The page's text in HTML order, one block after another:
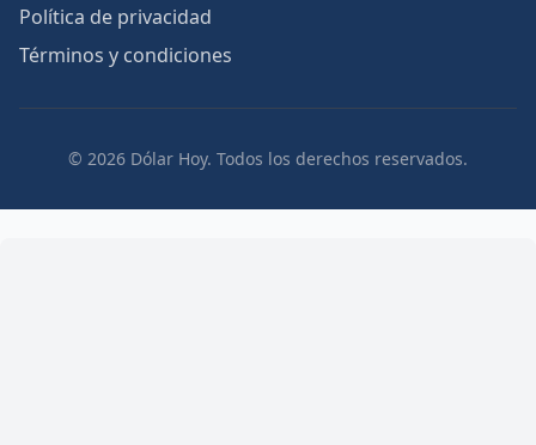
Política de privacidad
Términos y condiciones
© 2026 Dólar Hoy. Todos los derechos reservados.